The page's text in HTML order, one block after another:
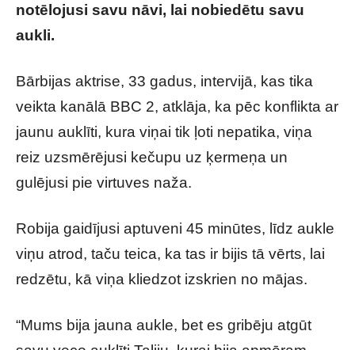
notēlojusi savu nāvi, lai nobiedētu savu
aukli.
Bārbijas aktrise, 33 gadus, intervijā, kas tika
veikta kanālā BBC 2, atklāja, ka pēc konflikta ar
jaunu auklīti, kura viņai tik ļoti nepatika, viņa
reiz uzsmērējusi kečupu uz ķermeņa un
gulējusi pie virtuves naža.
Robija gaidījusi aptuveni 45 minūtes, līdz aukle
viņu atrod, taču teica, ka tas ir bijis tā vērts, lai
redzētu, kā viņa kliedzot izskrien no mājas.
“Mums bija jauna aukle, bet es gribēju atgūt